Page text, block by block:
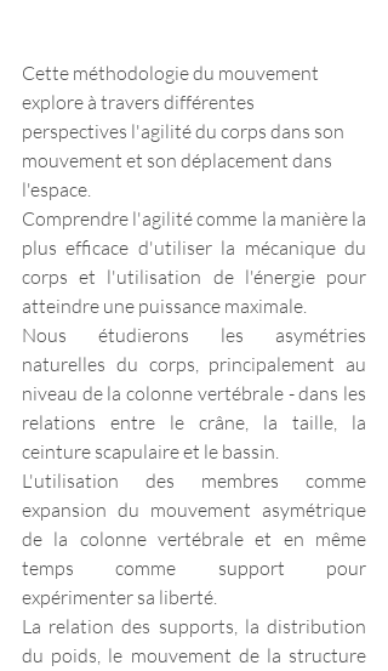
Cette méthodologie du mouvement
explore à travers différentes
perspectives l'agilité du corps dans son
mouvement et son déplacement dans
l'espace.
Comprendre l'agilité comme la manière la
plus efficace d'utiliser la mécanique du
corps et l'utilisation de l'énergie pour
atteindre une puissance maximale.
Nous étudierons les asymétries
naturelles du corps, principalement au
niveau de la colonne vertébrale - dans les
relations entre le crâne, la taille, la
ceinture scapulaire et le bassin.
L'utilisation des membres comme
expansion du mouvement asymétrique
de la colonne vertébrale et en même
temps comme support pour
expérimenter sa liberté.
La relation des supports, la distribution
du poids, le mouvement de la structure